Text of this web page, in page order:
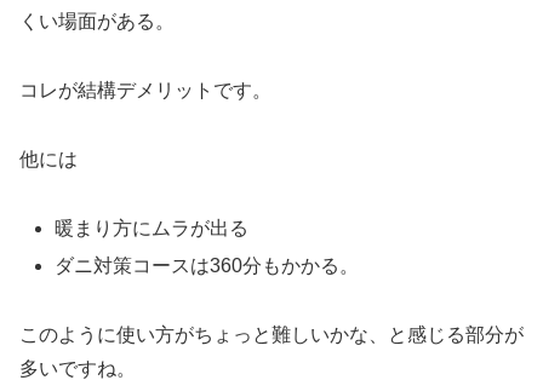
くい場面がある。
コレが結構デメリットです。
他には
暖まり方にムラが出る
ダニ対策コースは360分もかかる。
このように使い方がちょっと難しいかな、と感じる部分が
多いですね。